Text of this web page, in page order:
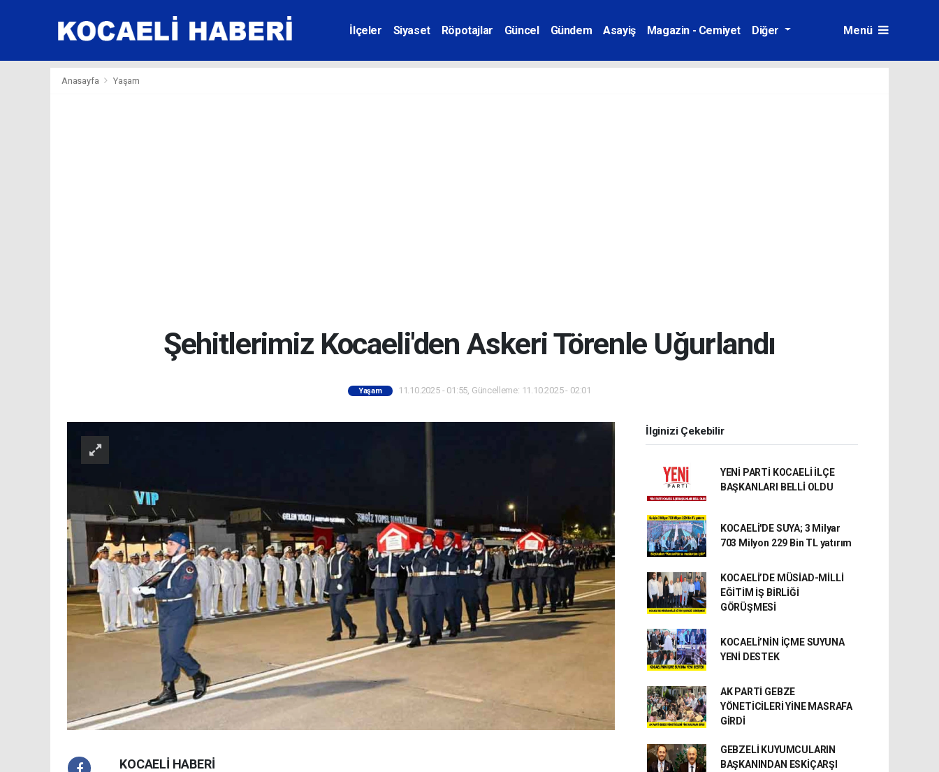
İlçeler Siyaset Röpotajlar Güncel Gündem Asayiş Magazin - Cemiyet Diğer Menü
Anasayfa Yaşam
Şehitlerimiz Kocaeli'den Askeri Törenle Uğurlandı
Yaşam 11.10.2025 - 01:55, Güncelleme: 11.10.2025 - 02:01
KOCAELİ HABERİ
İlginizi Çekebilir
YENİ PARTİ KOCAELİ İLÇE
BAŞKANLARI BELLİ OLDU
KOCAELİ'DE SUYA; 3 Milyar
703 Milyon 229 Bin TL yatırım
KOCAELİ’DE MÜSİAD-MİLLİ
EĞİTİM İŞ BİRLİĞİ
GÖRÜŞMESİ
KOCAELİ’NİN İÇME SUYUNA
YENİ DESTEK
AK PARTİ GEBZE
YÖNETİCİLERİ YİNE MASRAFA
GİRDİ
GEBZELİ KUYUMCULARIN
BAŞKANINDAN ESKİÇARŞI